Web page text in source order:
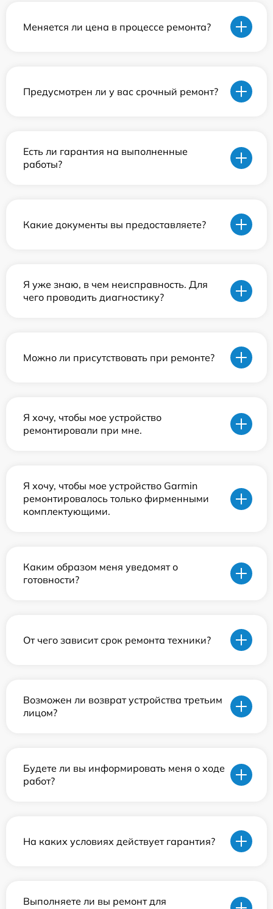
Меняется ли цена в процессе ремонта?
Предусмотрен ли у вас срочный ремонт?
Есть ли гарантия на выполненные
работы?
Какие документы вы предоставляете?
Я уже знаю, в чем неисправность. Для
чего проводить диагностику?
Можно ли присутствовать при ремонте?
Я хочу, чтобы мое устройство
ремонтировали при мне.
Я хочу, чтобы мое устройство Garmin
ремонтировалось только фирменными
комплектующими.
Каким образом меня уведомят о
готовности?
От чего зависит срок ремонта техники?
Возможен ли возврат устройства третьим
лицом?
Будете ли вы информировать меня о ходе
работ?
На каких условиях действует гарантия?
Выполняете ли вы ремонт для